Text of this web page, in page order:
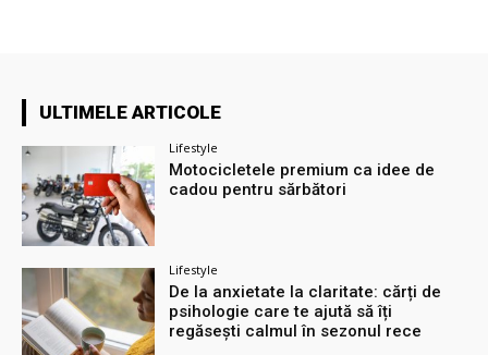
ULTIMELE ARTICOLE
Lifestyle
Motocicletele premium ca idee de
cadou pentru sărbători
Lifestyle
De la anxietate la claritate: cărți de
psihologie care te ajută să îți
regăsești calmul în sezonul rece